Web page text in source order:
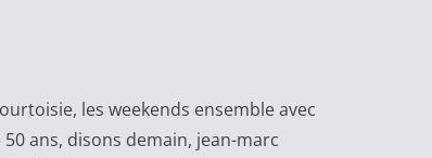
les weekends ensemble avec
ans, disons demain, jean-marc